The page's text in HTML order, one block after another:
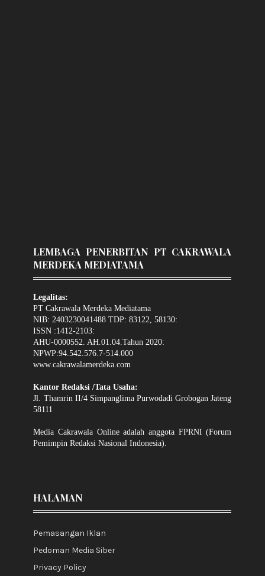
LEMBAGA PENERBITAN PT CAKRAWALA
MERDEKA MEDIATAMA
Legalitas:
PT Cakrawala Merdeka Mediatama
NIB: 2403230041488 TDP: 83122, 58130:
ISSN :1412-2103:
AHU-0000552. AH.01.04.Tahun 2020:
NPWP:94.542.576.7-514.000
www.cakrawalamerdeka.com
Kantor Redaksi /Tata Usaha:
Jl. Thamrin II/4 Simpanglima Purwodadi Grobogan Jateng
58111
Media Cakrawala Online adalah anggota FPRNI (Forum
Pemimpin Redaksi Nasional Indonesia).
HALAMAN
Pemasangan Iklan
Pedoman Media Siber
Privacy Policy